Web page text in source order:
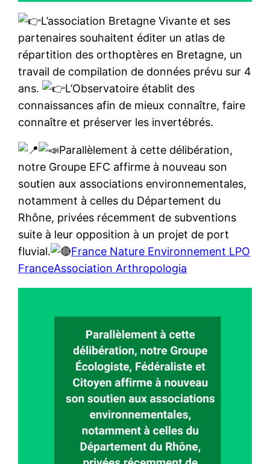
L’association Bretagne Vivante et ses
partenaires souhaitent éditer un atlas de
répartition des orthoptères en Bretagne, un
travail de compilation de données prévu sur 4
ans.
L’Observatoire établit des
connaissances afin de mieux connaître, faire
connaître et préserver les invertébrés.
Parallèlement à cette délibération,
notre Groupe EFC affirme à nouveau son
soutien aux associations environnementales,
notamment à celles du Département du
Rhône, privées récemment de subventions
suite à leur opposition à un projet de port
fluvial.
France Nature Environnement LPO
FranceAssociation Arthropologia